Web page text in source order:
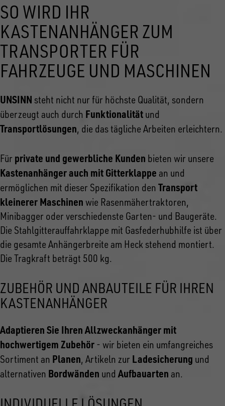
SO WIRD IHR
KASTENANHÄNGER ZUM
TRANSPORTER FÜR
FAHRZEUGE UND MASCHINEN
UNSINN steht nicht nur für höchste Qualität, sondern
überzeugt auch durch Funktionalität und
Transportlösungen, die das tägliche Arbeiten erleichtern.
Für private und gewerbliche Kunden bieten wir unsere
Kastenanhänger auch mit Gitterklappe an und
ermöglichen mit dieser Spezifikation den Transport
kleinerer Maschinen wie Rasenmähertraktoren,
Minibagger oder verschiedenste Garten- und Baugeräte.
Die Stahlgitterauffahrklappe mit Gasfederhubhilfe ist über
die gesamte Anhängerbreite am Heck stehend montiert.
Die Tragkraft beträgt 500 kg.
ZUBEHÖR UND ANBAUTEILE FÜR IHREN
KASTENANHÄNGER
Adaptieren Sie Ihren Allzweckanhänger mit
hochwertigem Zubehör - wir bieten ein umfangreiches
Sortiment an Planen, Artikeln zur Ladesicherung und
alternativen Bordwänden undAufbauarten an.